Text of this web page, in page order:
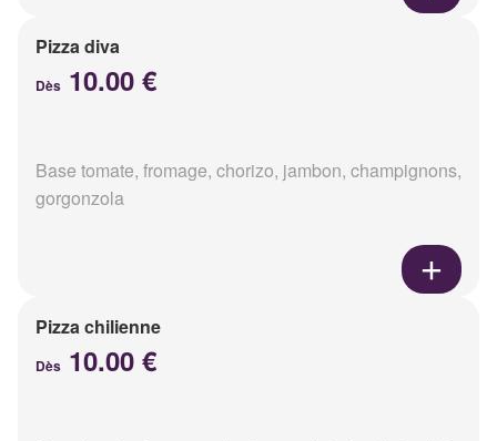
Pizza diva
Dès 10.00 €
Base tomate, fromage, chorizo, jambon, champignons,
gorgonzola
Pizza chilienne
Dès 10.00 €